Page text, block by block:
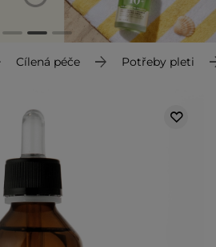
Ekologické balení
Cílená péče Potřeby pleti